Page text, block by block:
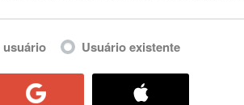
usuário Usuário existente